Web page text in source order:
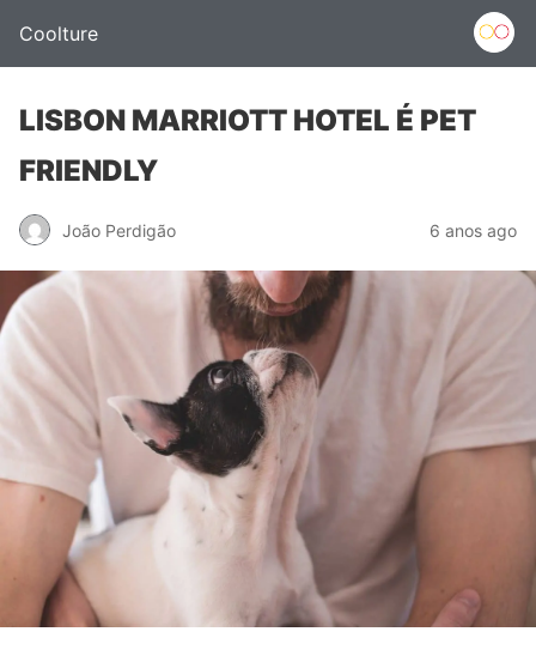
Coolture
LISBON MARRIOTT HOTEL É PET
FRIENDLY
João Perdigão 6 anos ago